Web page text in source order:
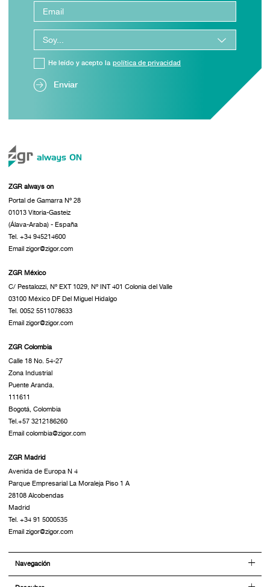
Enviar
He leído y acepto la política de privacidad
ZGR always on
Portal de Gamarra Nº 28
01013 Vitoria-Gasteiz
(Álava-Araba) - España
Tel. +34 945214600
Email zigor@zigor.com
ZGR México
C/ Pestalozzi, Nº EXT 1029, Nº INT 401 Colonia del Valle
03100 México DF Del Miguel Hidalgo
Tel. 0052 5511078633
Email zigor@zigor.com
ZGR Colombia
Calle 18 No. 54-27
Zona Industrial
Puente Aranda.
111611
Bogotá, Colombia
Tel.+57 3212186260
Email colombia@zigor.com
ZGR Madrid
Avenida de Europa N 4
Parque Empresarial La Moraleja Piso 1 A
28108 Alcobendas
Madrid
Tel. +34 91 5000535
Email zigor@zigor.com
Navegación